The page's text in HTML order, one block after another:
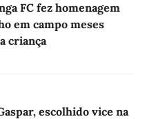
FC fez homenagem
em campo meses
criança
escolhido vice na